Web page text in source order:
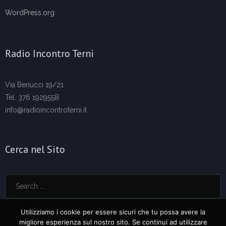
WordPress.org
Radio Incontro Terni
Via Benucci 19/21
Tel. 376 1929558
info@radioincontroterni.it
Cerca nel Sito
Utilizziamo i cookie per essere sicuri che tu possa avere la
migliore esperienza sul nostro sito. Se continui ad utilizzare